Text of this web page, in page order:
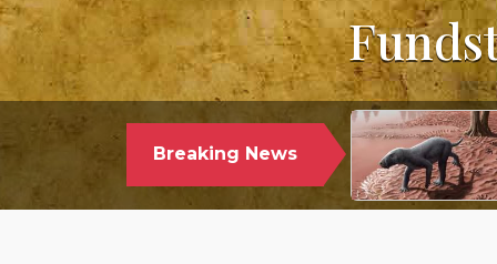
Breaking News